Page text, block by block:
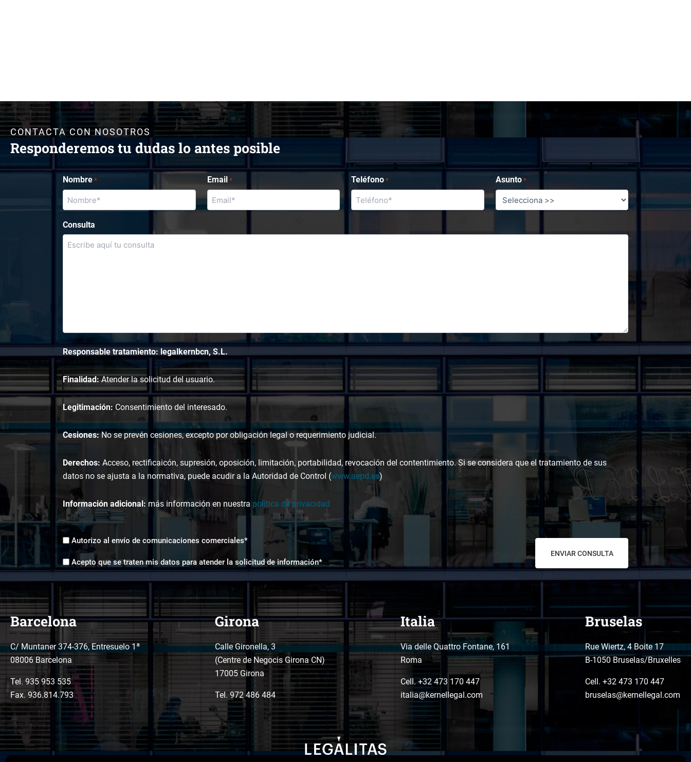
CONTACTA CON NOSOTROS
Responderemos tu dudas lo antes posible
Nombre * Email * Teléfono * Asunto *
Consulta
Responsable tratamiento: legalkernbcn, S.L.
Finalidad:Atender la solicitud del usuario.
Legitimación: Consentimiento del interesado.
Cesiones:No se prevén cesiones, excepto por obligación legal o requerimiento judicial.
Derechos: Acceso, rectificaicón, supresión, oposición, limitación, portabilidad, revocación del contentimiento. Si se considera que el tratamiento de sus
datos no se ajusta a la normativa, puede acudir a la Autoridad de Control (www.aepd.es)
Información adicional: más información en nuestra política de privacidad
Envíos
comerciales
*
Autorizo al envío de comunicaciones comerciales*
Aceptación
tratamiento
de
*
Acepto que se traten mis datos para atender la solicitud de información*
Barcelona
C/ Muntaner 374-376, Entresuelo 1ª
08006 Barcelona
Tel. 935 953 535
Fax. 936.814.793
Girona
Calle Gironella, 3
(Centre de Negocis Girona CN)
17005 Girona
Tel.972 486 484
Italia
Via delle Quattro Fontane, 161
Roma
Cell. +32 473 170 447
italia@kernellegal.com
Bruselas
Rue Wiertz, 4 Boite 17
B-1050 Bruselas/Bruxelles
Cell. +32 473 170 447
bruselas@kernellegal.com